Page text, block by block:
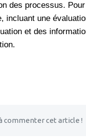
des processus.
incluant une
et des
commenter cet article !